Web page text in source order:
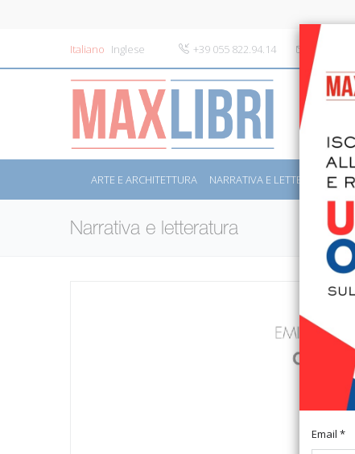
Italiano Inglese +39 055 822.94.14
ARTE E ARCHITETTURA NARRATIVA E LETTERATURA
Narrativa e letteratura
Email *